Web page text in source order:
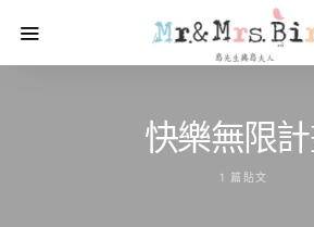
快樂無限
1 篇貼文